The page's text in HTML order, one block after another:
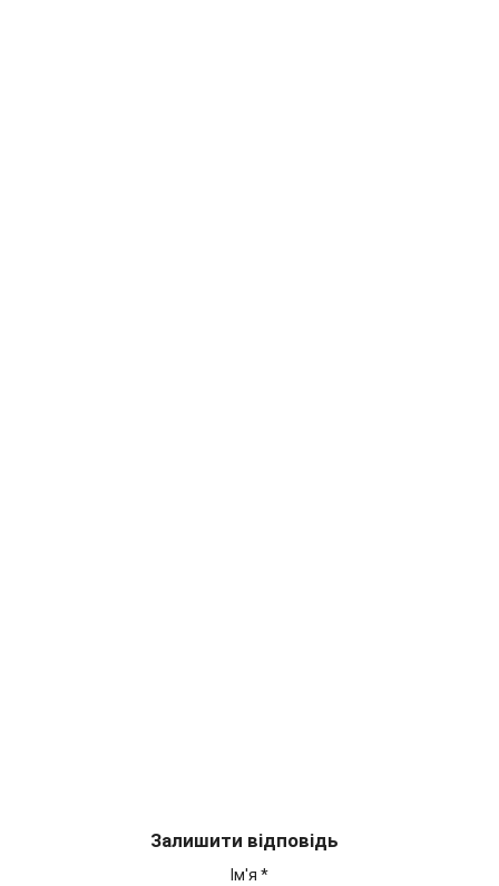
Залишити відповідь
Ім'я *